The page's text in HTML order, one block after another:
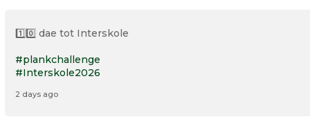
1️⃣0️⃣ dae tot Interskole
#plankchallenge
#Interskole2026
2 days ago